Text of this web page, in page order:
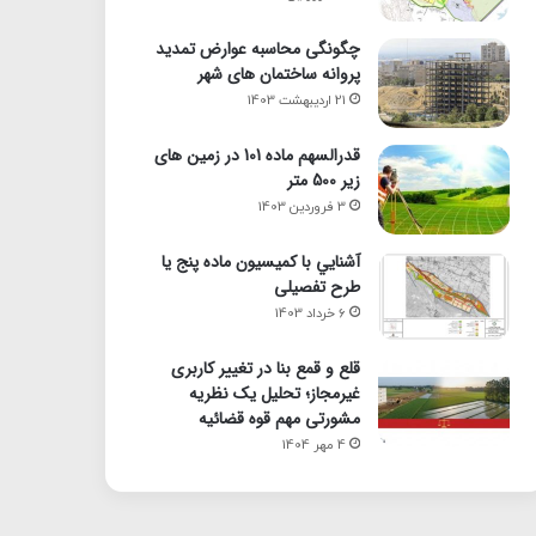
چگونگی محاسبه عوارض تمدید
پروانه ساختمان های شهر
21 اردیبهشت 1403
قدرالسهم ماده 101 در زمین های
زیر 500 متر
3 فروردین 1403
آشنايي با كميسيون ماده پنج یا
طرح تفصیلی
6 خرداد 1403
قلع و قمع بنا در تغییر کاربری
غیرمجاز؛ تحلیل یک نظریه
مشورتی مهم قوه قضائیه
4 مهر 1404